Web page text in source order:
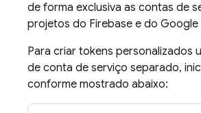
de forma exclusiva as contas de
projetos do Firebase e do Google
Para criar tokens personalizados
de conta de serviço separado,
conforme mostrado abaixo: